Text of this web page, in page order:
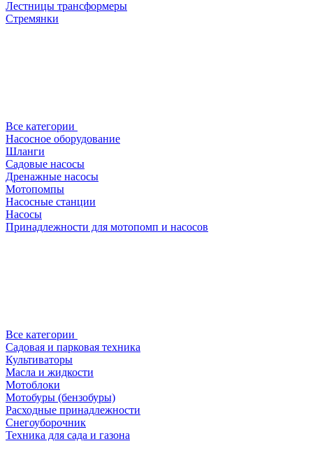
Лестницы трансформеры
Стремянки
Все категории
Насосное оборудование
Шланги
Садовые насосы
Дренажные насосы
Мотопомпы
Насосные станции
Насосы
Принадлежности для мотопомп и насосов
Все категории
Садовая и парковая техника
Культиваторы
Масла и жидкости
Мотоблоки
Мотобуры (бензобуры)
Расходные принадлежности
Снегоуборочник
Техника для сада и газона